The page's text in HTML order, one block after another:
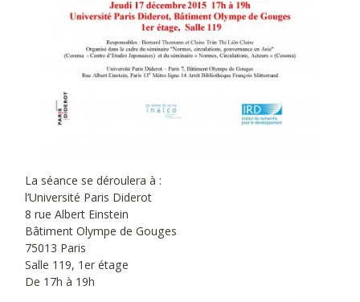
La séance se déroulera à :
l’Université Paris Diderot
8 rue Albert Einstein
Bâtiment Olympe de Gouges
75013 Paris
Salle 119, 1er étage
De 17h à 19h